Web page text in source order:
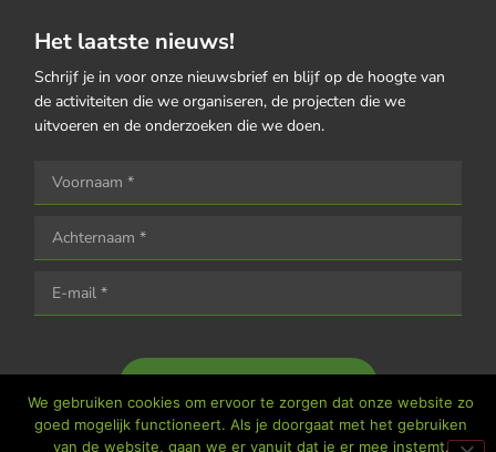
Het laatste nieuws!
Schrijf je in voor onze nieuwsbrief en blijf op de hoogte van
de activiteiten die we organiseren, de projecten die we
uitvoeren en de onderzoeken die we doen.
We gebruiken cookies om ervoor te zorgen dat onze website zo
goed mogelijk functioneert. Als je doorgaat met het gebruiken
van de website, gaan we er vanuit dat je er mee instemt.